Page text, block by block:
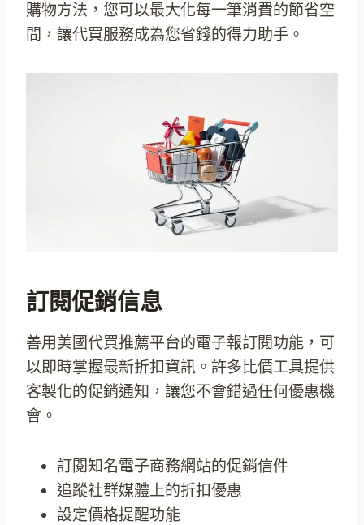
購物方法，您可以最大化每一筆消費的節省空
間，讓代買服務成為您省錢的得力助手。
訂閱促銷信息
善用美國代買推薦平台的電子報訂閱功能，可
以即時掌握最新折扣資訊。許多比價工具提供
客製化的促銷通知，讓您不會錯過任何優惠機
會。
訂閱知名電子商務網站的促銷信件
追蹤社群媒體上的折扣優惠
設定價格提醒功能